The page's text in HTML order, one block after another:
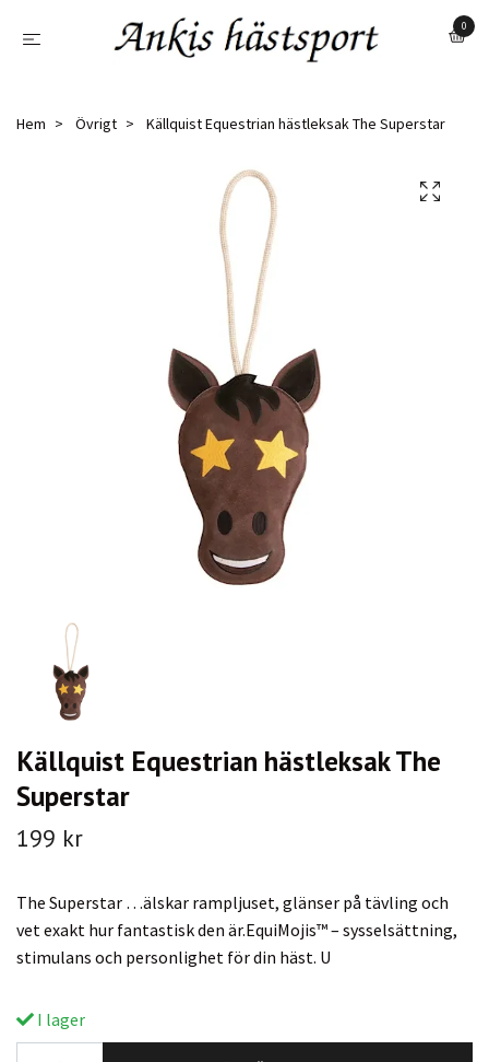
0
Hem Övrigt Källquist Equestrian hästleksak The Superstar
Källquist Equestrian hästleksak The
Superstar
199 kr
The Superstar …älskar rampljuset, glänser på tävling och
vet exakt hur fantastisk den är.EquiMojis™ – sysselsättning,
stimulans och personlighet för din häst. U
I lager